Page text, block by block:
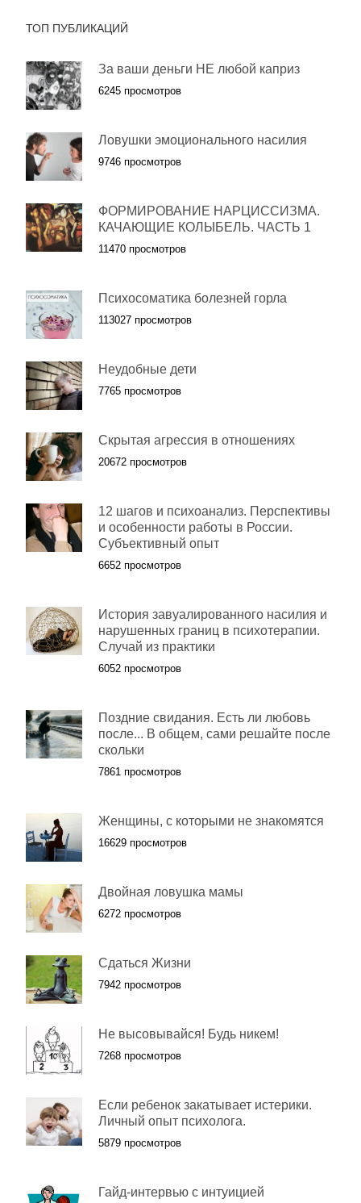
ТОП ПУБЛИКАЦИЙ
За ваши деньги НЕ любой каприз
6245 просмотров
Ловушки эмоционального насилия
9746 просмотров
ФОРМИРОВАНИЕ НАРЦИССИЗМА.
КАЧАЮЩИЕ КОЛЫБЕЛЬ. ЧАСТЬ 1
11470 просмотров
Психосоматика болезней горла
113027 просмотров
Неудобные дети
7765 просмотров
Скрытая агрессия в отношениях
20672 просмотров
12 шагов и психоанализ. Перспективы
и особенности работы в России.
Субъективный опыт
6652 просмотров
История завуалированного насилия и
нарушенных границ в психотерапии.
Случай из практики
6052 просмотров
Поздние свидания. Есть ли любовь
после... В общем, сами решайте после
скольки
7861 просмотров
Женщины, с которыми не знакомятся
16629 просмотров
Двойная ловушка мамы
6272 просмотров
Сдаться Жизни
7942 просмотров
Не высовывайся! Будь никем!
7268 просмотров
Если ребенок закатывает истерики.
Личный опыт психолога.
5879 просмотров
Гайд-интервью с интуицией